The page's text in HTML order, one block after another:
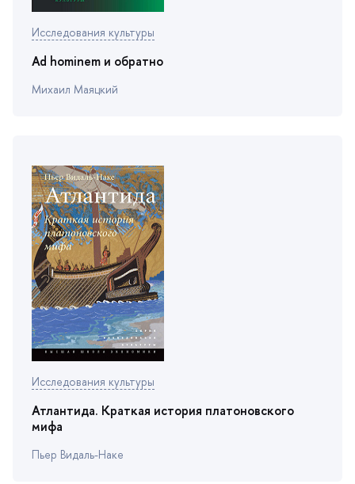
Исследования культуры
Ad hominem и обратно
Михаил Маяцкий
Исследования культуры
Атлантида. Краткая история платоновского
мифа
Пьер Видаль-Наке